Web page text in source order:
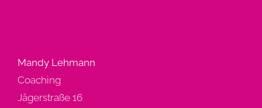
Mandy Lehmann
Coaching
Jägerstraße 16